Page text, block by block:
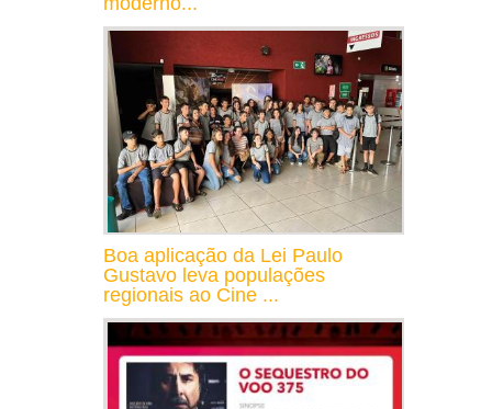
Boa aplicação da Lei Paulo
Gustavo leva populações
regionais ao Cine ...